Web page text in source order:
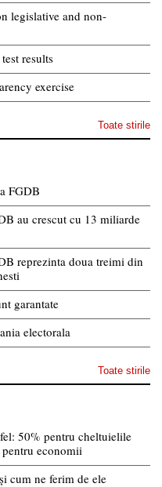
legislative and non-
results
exercise
Toate stirile
FGDB
au crescut cu 13 miliarde
reprezinta doua treimi din
garantate
electorala
Toate stirile
50% pentru cheltuielile
economii
cum ne ferim de ele